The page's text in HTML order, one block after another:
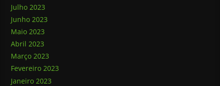
Julho 2023
Junho 2023
Maio 2023
Abril 2023
Março 2023
Fevereiro 2023
Janeiro 2023